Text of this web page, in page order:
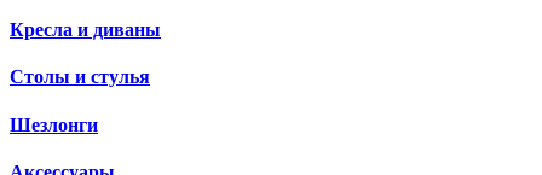
Кресла и диваны
Столы и стулья
Шезлонги